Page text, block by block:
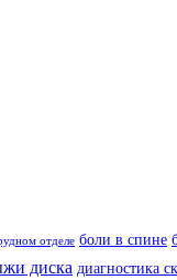
отделе боли в спине
диска диагностика